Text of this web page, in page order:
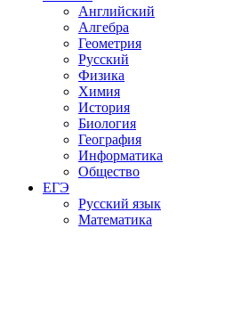
Английский
Алгебра
Геометрия
Русский
Физика
Химия
История
Биология
География
Информатика
Общество
ЕГЭ
Русский язык
Математика